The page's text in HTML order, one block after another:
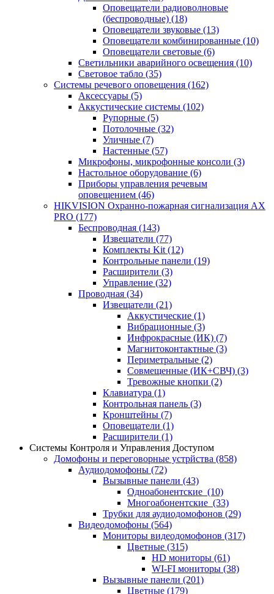
Оповещатели радиоволновые
(беспроводные) (18)
Оповещатели звуковые (13)
Оповещатели комбинированные (10)
Оповещатели световые (6)
Светильники аварийного освещения (10)
Световое табло (35)
Системы речевого оповещения (162)
Аксессуары (5)
Аккустические системы (102)
Рупорные (5)
Потолочные (32)
Уличные (7)
Настенные (57)
Микрофоны, микрофонные консоли (3)
Настольное оборудование (6)
Приборы управления речевым
оповещением (46)
HIKVISION Охранно-пожарная сигнализация AX
PRO (177)
Беспроводная (143)
Извещатели (77)
Комплекты Kit (12)
Контрольные панели (19)
Расширители (3)
Управление (32)
Проводная (34)
Извещатели (21)
Аккустические (1)
Вибрационные (3)
Инфрокрасные (ИК) (7)
Магнитоконтактные (3)
Периметральные (2)
Совмещенные (ИК+СВЧ) (3)
Тревожные кнопки (2)
Клавиатура (1)
Контрольная панель (3)
Кронштейны (7)
Оповещатели (1)
Расширители (1)
Системы Контроля и Управления Доступом
Домофоны и переговорные устрйства (858)
Аудиодомофоны (72)
Вызывные панели (43)
Одноабонентские (10)
Многоабонентские (33)
Трубки для аудиодомофонов (29)
Видеодомофоны (564)
Мониторы видеодомофонов (317)
Цветные (315)
HD мониторы (61)
WI-FI мониторы (38)
Вызывные панели (201)
Цветные (179)